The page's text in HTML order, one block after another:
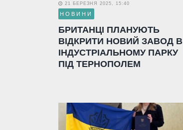
21 БЕРЕЗНЯ 2025, 15:40
НОВИНИ
БРИТАНЦІ ПЛАНУЮТЬ
ВІДКРИТИ НОВИЙ ЗАВОД В
ІНДУСТРІАЛЬНОМУ ПАРКУ
ПІД ТЕРНОПОЛЕМ